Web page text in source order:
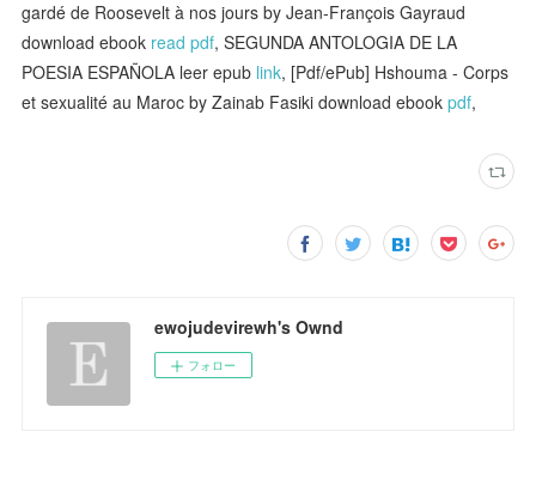
gardé de Roosevelt à nos jours by Jean-François Gayraud
download ebook read pdf, SEGUNDA ANTOLOGIA DE LA
POESIA ESPAÑOLA leer epub link, [Pdf/ePub] Hshouma - Corps
et sexualité au Maroc by Zainab Fasiki download ebookpdf,
ewojudevirewh's Ownd
フォロー